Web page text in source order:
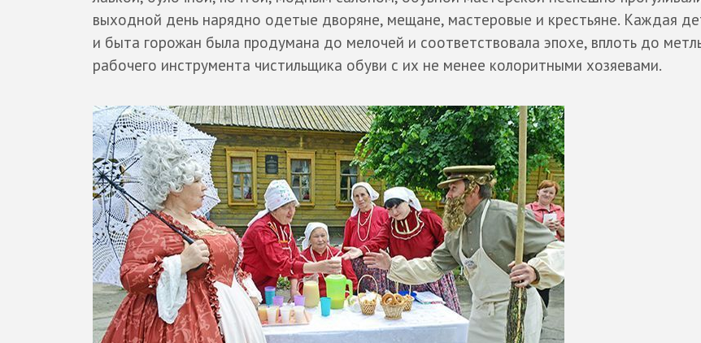
выходной день нарядно одетые дворяне, мещане, мастеровые и крестьяне. Каждая
и быта горожан была продумана до мелочей и соответствовала эпохе, вплоть до
рабочего инструмента чистильщика обуви с их не менее колоритными хозяевами.